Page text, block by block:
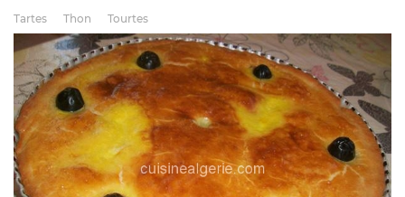
Tartes
Thon Tourtes